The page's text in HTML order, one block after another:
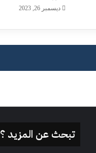
ديسمبر 26, 2023
تبحث عن المزيد ؟